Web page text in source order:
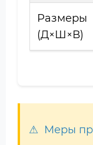
Размеры
(Д×Ш×В)
Меры